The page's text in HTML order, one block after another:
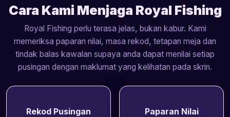
Cara Kami Menjaga Royal Fishing
Royal Fishing perlu terasa jelas, bukan kabur. Kami
memeriksa paparan nilai, masa rekod, tetapan meja dan
tindak balas kawalan supaya anda dapat menilai setiap
pusingan dengan maklumat yang kelihatan pada skrin.
Rekod Pusingan Paparan Nilai